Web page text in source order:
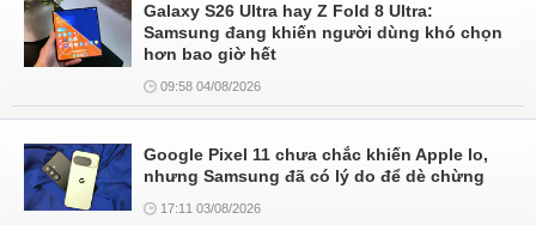
Galaxy S26 Ultra hay Z Fold 8 Ultra:
Samsung đang khiến người dùng khó chọn
hơn bao giờ hết
09:58 04/08/2026
Google Pixel 11 chưa chắc khiến Apple lo,
nhưng Samsung đã có lý do để dè chừng
17:11 03/08/2026